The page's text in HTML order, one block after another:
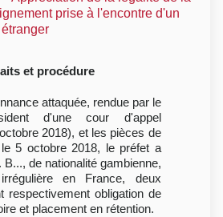
prise à l'encontre d'un
et procédure
attaquée, rendue par le
d'une cour d'appel
2018), et les pièces de
5 octobre 2018, le préfet a
B..., de nationalité gambienne,
en France, deux
respectivement obligation de
et placement en rétention.